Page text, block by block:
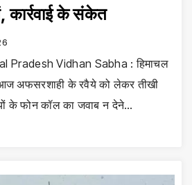
कार्रवाई के संकेत
Pradesh Vidhan Sabha : हिमाचल
अफसरशाही के रवैये को लेकर तीखी
के फोन कॉल का जवाब न देने…